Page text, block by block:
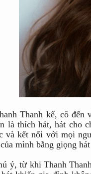
Thanh kể, cô đến
là thích hát, hát cho
và kết nối với mọi
mình bằng giọng
ý, từ khi Thanh